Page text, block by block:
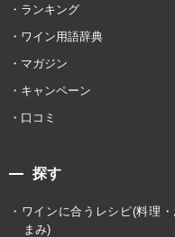
ランキング
ワイン用語辞典
マガジン
キャンペーン
口コミ
探す
ワインに合うレシピ(料理・
まみ)